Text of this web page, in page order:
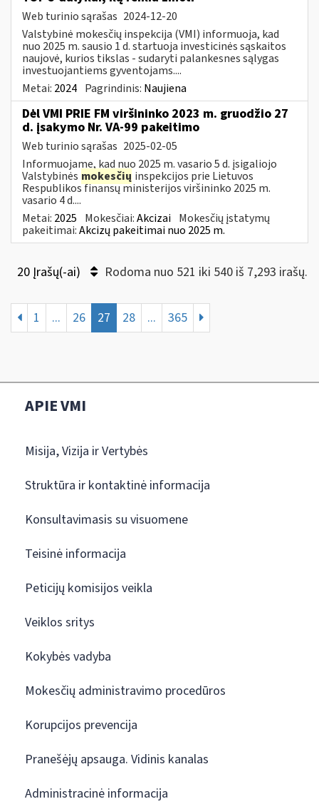
Web turinio sąrašas 2024-12-20
Valstybinė mokesčių inspekcija (VMI) informuoja, kad
nuo 2025 m. sausio 1 d. startuoja investicinės sąskaitos
naujovė, kurios tikslas - sudaryti palankesnes sąlygas
investuojantiems gyventojams....
Metai: 2024 Pagrindinis: Naujiena
Dėl VMI PRIE FM viršininko 2023 m. gruodžio 27
d. įsakymo Nr. VA-99 pakeitimo
Web turinio sąrašas 2025-02-05
Informuojame, kad nuo 2025 m. vasario 5 d. įsigaliojo
Valstybinės mokesčių inspekcijos prie Lietuvos
Respublikos finansų ministerijos viršininko 2025 m.
vasario 4 d....
Metai: 2025 Mokesčiai:Akcizai Mokesčių įstatymų
pakeitimai:Akcizų pakeitimai nuo 2025 m.
20 Įrašų(-ai) Rodoma nuo 521 iki 540 iš 7,293 irašų.
1 ... 26 27 28 ... 365
APIE VMI
Misija, Vizija ir Vertybės
Struktūra ir kontaktinė informacija
Konsultavimasis su visuomene
Teisinė informacija
Peticijų komisijos veikla
Veiklos sritys
Kokybės vadyba
Mokesčių administravimo procedūros
Korupcijos prevencija
Pranešėjų apsauga. Vidinis kanalas
Administracinė informacija